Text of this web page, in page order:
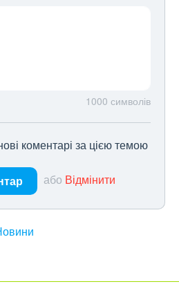
1000 символів
коментарі за цією темою
або Відмінити